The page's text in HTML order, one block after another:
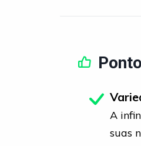
A
suas